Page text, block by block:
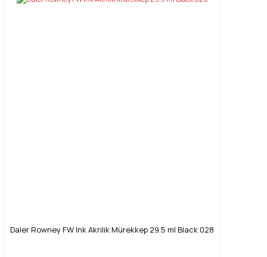
Daler Rowney FW Ink Akrilik Mürekkep 29.5 ml Black 028